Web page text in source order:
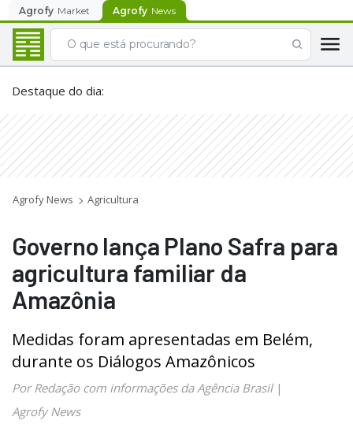
Agrofy Market Agrofy News
Destaque do dia:
Agrofy News Agricultura
Governo lança Plano Safra para
agricultura familiar da
Amazônia
Medidas foram apresentadas em Belém,
durante os Diálogos Amazônicos
Por Redação com informações da Agência Brasil|
Agrofy News